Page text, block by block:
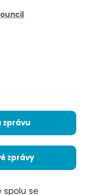
zprávu
zprávy
spolu se